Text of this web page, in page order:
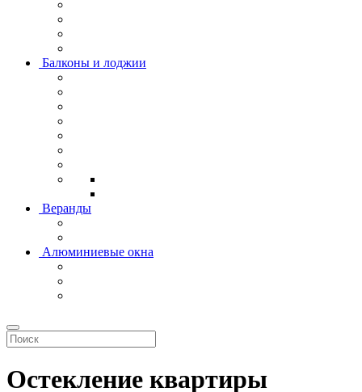
Балконы и лоджии
Веранды
Алюминиевые окна
Остекление квартиры